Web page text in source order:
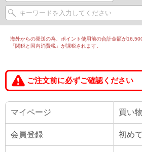
海外からの発送の為、ポイント使用前の合計金額が
「関税と国内消費税」が課税されます。
ご注文前に必ずご確認ください
マイページ 買い
会員登録 初め